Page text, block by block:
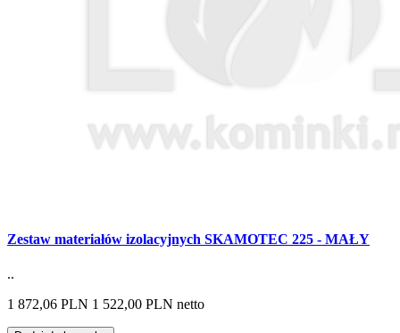
Zestaw materiałów izolacyjnych SKAMOTEC 225 - MAŁY
..
1 872,06 PLN 1 522,00 PLN netto